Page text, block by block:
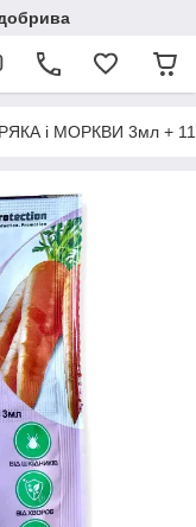
і МОРКВИ 3мл +